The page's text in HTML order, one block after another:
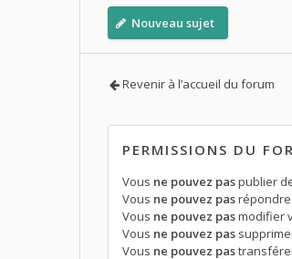
Nouveau sujet
Revenir à l’accueil du forum
PERMISSIONS DU
Vous ne pouvez paspublier
Vous ne pouvez pas
Vous ne pouvez pasmodifier
Vous ne pouvez pas
Vous ne pouvez pas